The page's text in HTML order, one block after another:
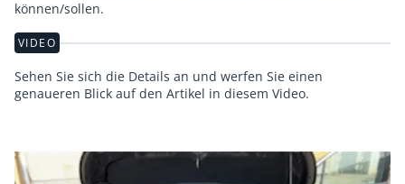
VIDEO
Sehen Sie sich die Details an und werfen Sie einen
genaueren Blick auf den Artikel in diesem Video.